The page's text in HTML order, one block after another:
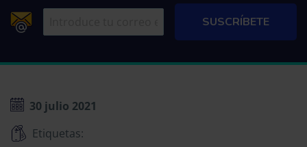
30 julio 2021
Etiquetas: